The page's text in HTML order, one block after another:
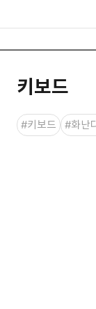
키보드
#키보드 #화난